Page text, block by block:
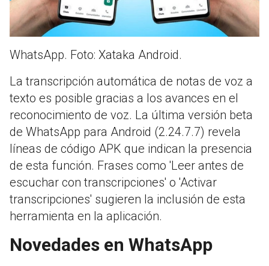
WhatsApp. Foto: Xataka Android.
La transcripción automática de notas de voz a
texto es posible gracias a los avances en el
reconocimiento de voz. La última versión beta
de WhatsApp para Android (2.24.7.7) revela
líneas de código APK que indican la presencia
de esta función. Frases como 'Leer antes de
escuchar con transcripciones' o 'Activar
transcripciones' sugieren la inclusión de esta
herramienta en la aplicación.
Novedades en WhatsApp